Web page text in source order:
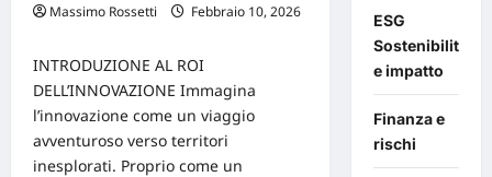
Massimo Rossetti
Febbraio 10, 2026
INTRODUZIONE AL ROI
DELL’INNOVAZIONE Immagina
l’innovazione come un viaggio
avventuroso verso territori
inesplorati. Proprio come un
ESG
Sostenibilità
e impatto
Finanza e
rischi